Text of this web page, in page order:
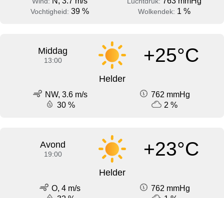
Vochtigheid: 39 % Wolkendek: 1 %
Middag
13:00 +25°C
Helder
NW, 3.6 m/s
762 mmHg
30 %
2 %
Avond
19:00 +23°C
Helder
O, 4 m/s
762 mmHg